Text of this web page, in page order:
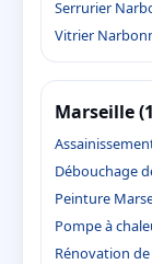
Serrurier
Vitrier
Marseille
Débouchage
Peinture
Pompe à
Rénovation